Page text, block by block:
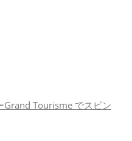
Grand Tourisme でスピン